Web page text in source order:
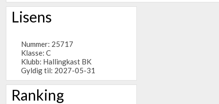
Lisens
Nummer: 25717
Klasse: C
Klubb: Hallingkast BK
Gyldig til: 2027-05-31
Ranking